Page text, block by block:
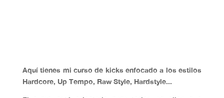
Aquí tienes mi curso de kicks enfocado a los estilos
Hardcore, Up Tempo, Raw Style, Hardstyle...